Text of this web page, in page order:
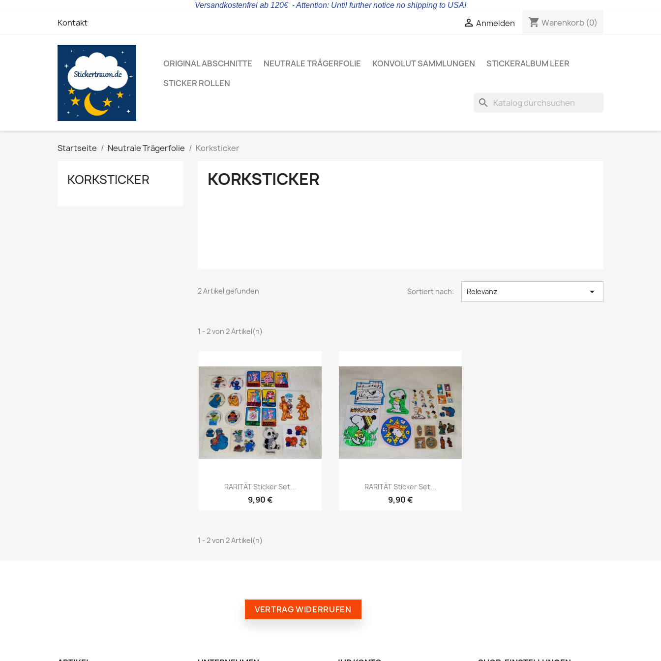
Versandkostenfrei ab 120€ - Attention: Until further notice no shipping to USA!
Kontakt  Anmelden shopping_cart Warenkorb (0)
ORIGINAL ABSCHNITTE NEUTRALE TRÄGERFOLIE KONVOLUT SAMMLUNGEN
STICKERALBUM LEER
STICKER ROLLEN
search
Startseite Neutrale Trägerfolie Korksticker
KORKSTICKER KORKSTICKER
2 Artikel gefunden Sortiert nach: Relevanz 
1 - 2 von 2 Artikel(n)
RARITÄT Sticker Set...
9,90 €
RARITÄT Sticker Set...
9,90 €
1 - 2 von 2 Artikel(n)
VERTRAG WIDERRUFEN